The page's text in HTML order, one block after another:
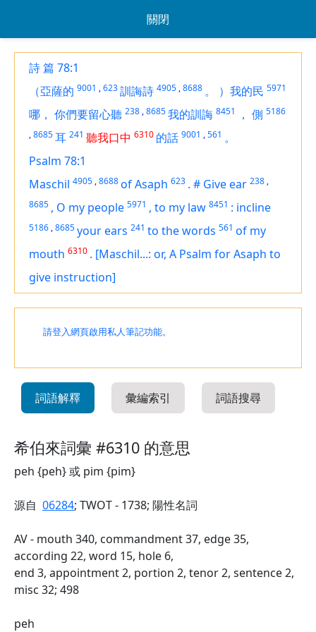
關閉
詩 篇 78:1
（亞薩的 9001 ,623訓誨詩 4905 ,8688 。 ）我的民 5971
哪， 你們要留心聽 238 ,8685我的訓誨 8451 ， 側 5186
,8685耳 241 聽我口中 6310 的話 9001 ,561 。
Psalm 78:1
Maschil 4905 ,8688of Asaph 623 . # Give ear 238 ,
8685 , O my people 5971 , to my law 8451 : incline
5186 ,8685your ears 241 to the words 561 of my
mouth 6310 . [Maschil...: or, A Psalm for Asaph to
give instruction]
請登入網頁啟用私人筆記功能。
詞語解釋 彙編索引 詞語搜尋
希伯來詞彙 #6310 的意思
peh {peh} 或 pim {pim}
源自 06284; TWOT - 1738; 陽性名詞
AV - mouth 340, commandment 37, edge 35,
according 22, word 15, hole 6,
end 3, appointment 2, portion 2, tenor 2, sentence 2,
misc 32; 498
peh